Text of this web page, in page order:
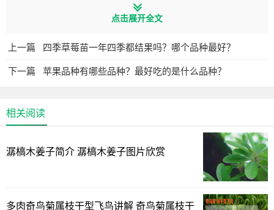
春季开花到秋季结果，整个过程都需要精心照料。
二、哪个品种的苹果最好吃？
苹果品种繁多，不同品种的苹果口感、色泽、形状各异。以
1. 红富士：红富士苹果是我国最常见的苹果品种，以其果实
大、色泽红润、口感脆甜、汁多味美而著称。红富士苹果含
2. 黄元帅：黄元帅苹果果实呈黄色，形状圆润，口感细腻，
点击展开全文
上一篇 四季草莓苗一年四季都结果吗？哪个品种最好？
下一篇 苹果品种有哪些品种？最好吃的是什么品种？
相关阅读
潺槁木姜子简介 潺槁木姜子图片欣赏
多肉奇鸟菊属枝干型飞鸟讲解 奇鸟菊属枝干